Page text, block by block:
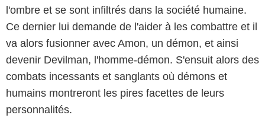
l'ombre et se sont infiltrés dans la société humaine.
Ce dernier lui demande de l'aider à les combattre et il
va alors fusionner avec Amon, un démon, et ainsi
devenir Devilman, l'homme-démon. S'ensuit alors des
combats incessants et sanglants où démons et
humains montreront les pires facettes de leurs
personnalités.